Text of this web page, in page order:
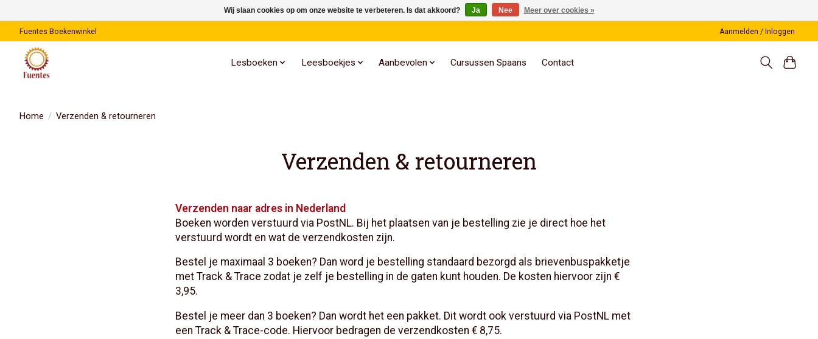
Fuentes Boekenwinkel Aanmelden / Inloggen
Lesboeken Leesboekjes Aanbevolen Cursussen Spaans Contact
Home / Verzenden & retourneren
Verzenden & retourneren
Verzenden naar adres in Nederland
Boeken worden verstuurd via PostNL. Bij het plaatsen van je bestelling zie je direct hoe het
verstuurd wordt en wat de verzendkosten zijn.
Bestel je maximaal 3 boeken? Dan word je bestelling standaard bezorgd als brievenbuspakketje
met Track & Trace zodat je zelf je bestelling in de gaten kunt houden. De kosten hiervoor zijn €
3,95.
Bestel je meer dan 3 boeken? Dan wordt het een pakket. Dit wordt ook verstuurd via PostNL met
een Track & Trace-code. Hiervoor bedragen de verzendkosten € 8,75.
Wij slaan cookies op om onze website te verbeteren. Is dat akkoord? Ja Nee Meer over cookies »